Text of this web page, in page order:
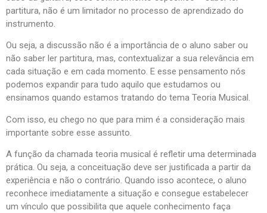
partitura, não é um limitador no processo de aprendizado do
instrumento.
Ou seja, a discussão não é a importância de o aluno saber ou
não saber ler partitura, mas, contextualizar a sua relevância em
cada situação e em cada momento. E esse pensamento nós
podemos expandir para tudo aquilo que estudamos ou
ensinamos quando estamos tratando do tema Teoria Musical.
Com isso, eu chego no que para mim é a consideração mais
importante sobre esse assunto.
A função da chamada teoria musical é refletir uma determinada
prática. Ou seja, a conceituação deve ser justificada a partir da
experiência e não o contrário. Quando isso acontece, o aluno
reconhece imediatamente a situação e consegue estabelecer
um vínculo que possibilita que aquele conhecimento faça